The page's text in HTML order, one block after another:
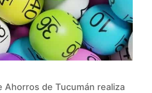
Ahorros de Tucumán realiza